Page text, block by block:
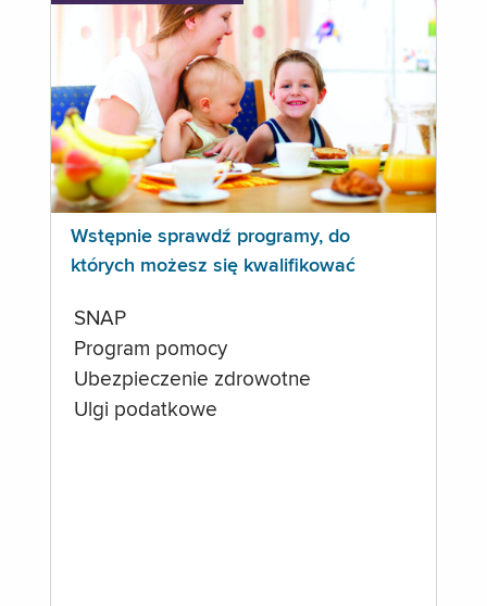
Wstępnie sprawdź programy, do
których możesz się kwalifikować
SNAP
Program pomocy
Ubezpieczenie zdrowotne
Ulgi podatkowe